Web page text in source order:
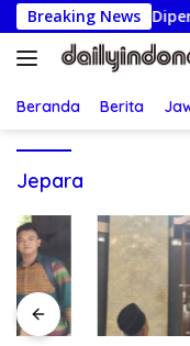
Langsung
ke
konten
Breaking News
Juta Diperiksa,
Beranda Berita
Jepara